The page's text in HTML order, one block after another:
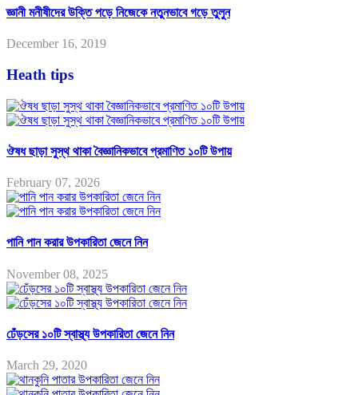
জ্ঞানী মনীষীদের উক্তি পড়ে নিজেকে নতুনভাবে গড়ে তুলুন
December 16, 2019
Heath tips
ঔষধ ছাড়া সুস্থ থাকা বৈজ্ঞানিকভাবে প্রমাণিত ১০টি উপায়
February 07, 2026
পানি পান করার উপকারিতা জেনে নিন
November 08, 2025
ঢেঁড়সের ১০টি স্বাস্থ্য উপকারিতা জেনে নিন
March 29, 2020